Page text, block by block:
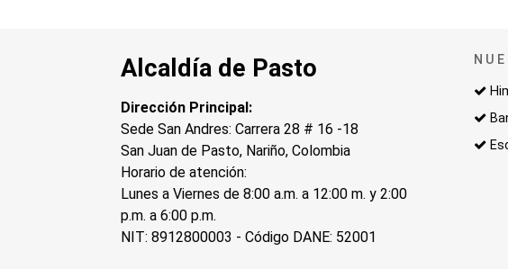
Alcaldía de Pasto
Dirección Principal:
Sede San Andres: Carrera 28 # 16 -18
San Juan de Pasto, Nariño, Colombia
Horario de atención:
Lunes a Viernes de 8:00 a.m. a 12:00 m. y 2:00
p.m. a 6:00 p.m.
NIT: 8912800003 - Código DANE: 52001